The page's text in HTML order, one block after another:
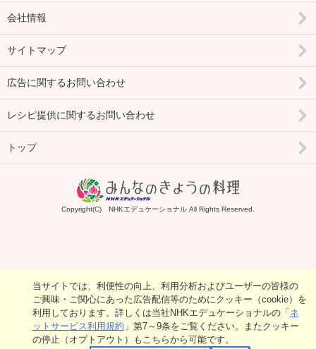
会社情報
サイトマップ
広告に関するお問い合わせ
レシピ提供に関するお問い合わせ
トップ
Copyright(C) NHKエデュケーショナル All Rights Reserved.
当サイトでは、利便性の向上、利用分析およびユーザーの皆様の
ご興味・ご関心にあった広告配信等のためにクッキー（cookie）を
利用しております。詳しくは当社NHKエデュケーショナルの「 ネ
ットサービス利用規約 」第7～9条をご覧ください。またクッキー
の停止（オプトアウト）もこちらから可能です。